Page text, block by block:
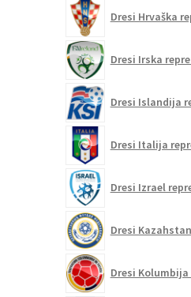
Dresi Hrvaška
Dresi Irska
Dresi Islandija
Dresi Italija
Dresi Izrael
Dresi
Dresi